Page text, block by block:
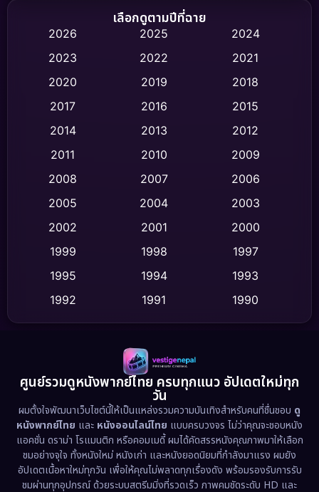
Biography ชีวิตจริง
Classic หนังคลาสสิก (47)
Comedy ตลก (454)
Crime อาชญากรรม (532)
Cult Film
Dance เต้น (10)
Detective สืบสวน (62)
Disaster (13)
Disney+ (5)
Documentary สารคดี (94)
Drama ดราม่า (1,513)
เลือกดูตามปีที่ฉาย
2026 2025
2024
2023
2022
2021
2020
2019
2018
2017
2016
2015
2014
2013
2012
2011
2010
2009
2008
2007
2006
2005
2004
2003
2002
2001
2000
1999
1998
1997
1995
1994
1993
1992
1991
1990
1989
1988
1986
1983
1978
1974
1962
ศูนย์รวมดูหนังพากย์ไทย ครบทุกแนว อัปเดตใหม่ทุก
วัน
ผมตั้งใจพัฒนาเว็บไซต์นี้ให้เป็นแหล่งรวมความบันเทิงสำหรับคนที่ชื่นชอบ ดู
หนังพากย์ไทย และ หนังออนไลน์ไทย แบบครบวงจร ไม่ว่าคุณจะชอบหนัง
แอคชั่น ดราม่า โรแมนติก หรือคอมเมดี้ ผมได้คัดสรรหนังคุณภาพมาให้เลือก
ชมอย่างจุใจ ทั้งหนังใหม่ หนังเก่า และหนังยอดนิยมที่กำลังมาแรง ผมยัง
อัปเดตเนื้อหาใหม่ทุกวัน เพื่อให้คุณไม่พลาดทุกเรื่องดัง พร้อมรองรับการรับ
ชมผ่านทุกอุปกรณ์ ด้วยระบบสตรีมมิ่งที่รวดเร็ว ภาพคมชัดระดับ HD และ